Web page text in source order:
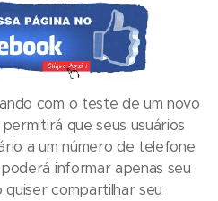
com o teste de um novo
que seus usuários
a um número de telefone.
informar apenas seu
quiser compartilhar seu